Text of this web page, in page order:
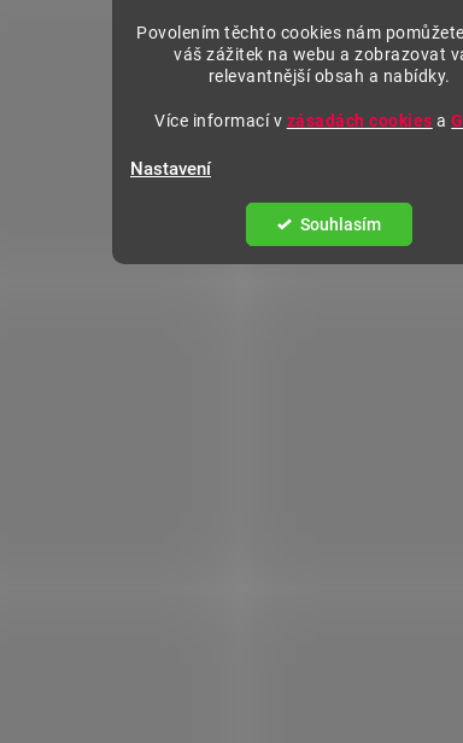
Povolením těchto cookies nám
váš zážitek na webu a zobrazovat
relevantnější obsah a nabídky.
Více informací v zásadách cookies a
Nastavení
Souhlasím